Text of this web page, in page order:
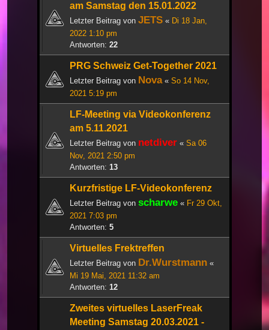
am Samstag den 15.01.2022
Letzter Beitrag von JETS « Di 18 Jan,
2022 1:10 pm
Antworten: 22
PRG Schweiz Get-Together 2021
Letzter Beitrag von Nova« So 14 Nov,
2021 5:19 pm
LF-Meeting via Videokonferenz
am 5.11.2021
Letzter Beitrag von netdiver « Sa 06
Nov, 2021 2:50 pm
Antworten: 13
Kurzfristige LF-Videokonferenz
Letzter Beitrag von scharwe « Fr 29 Okt,
2021 7:03 pm
Antworten: 5
Virtuelles Frektreffen
Letzter Beitrag von Dr.Wurstmann «
Mi 19 Mai, 2021 11:32 am
Antworten: 12
Zweites virtuelles LaserFreak
Meeting Samstag 20.03.2021 -